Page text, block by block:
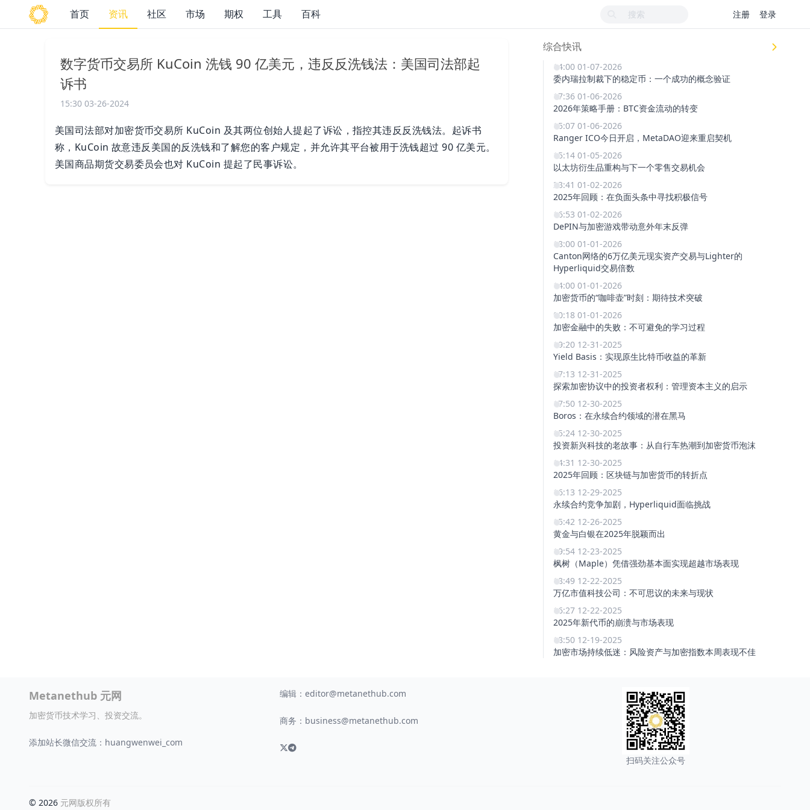
首页 资讯 社区 市场 期权 工具 百科 注册 登录
数字货币交易所 KuCoin 洗钱 90 亿美元，违反反洗钱法：美国司法部起
诉书
15:30 03-26-2024
美国司法部对加密货币交易所 KuCoin 及其两位创始人提起了诉讼，指控其违反反洗钱法。起诉书
称，KuCoin 故意违反美国的反洗钱和了解您的客户规定，并允许其平台被用于洗钱超过 90 亿美元。
美国商品期货交易委员会也对 KuCoin 提起了民事诉讼。
综合快讯
14:00 01-07-2026
委内瑞拉制裁下的稳定币：一个成功的概念验证
17:36 01-06-2026
2026年策略手册：BTC资金流动的转变
15:07 01-06-2026
Ranger ICO今日开启，MetaDAO迎来重启契机
15:14 01-05-2026
以太坊衍生品重构与下一个零售交易机会
23:41 01-02-2026
2025年回顾：在负面头条中寻找积极信号
16:53 01-02-2026
DePIN与加密游戏带动意外年末反弹
18:00 01-01-2026
Canton网络的6万亿美元现实资产交易与Lighter的
Hyperliquid交易倍数
14:00 01-01-2026
加密货币的“咖啡壶”时刻：期待技术突破
00:18 01-01-2026
加密金融中的失败：不可避免的学习过程
19:20 12-31-2025
Yield Basis：实现原生比特币收益的革新
17:13 12-31-2025
探索加密协议中的投资者权利：管理资本主义的启示
17:50 12-30-2025
Boros：在永续合约领域的潜在黑马
15:24 12-30-2025
投资新兴科技的老故事：从自行车热潮到加密货币泡沫
14:31 12-30-2025
2025年回顾：区块链与加密货币的转折点
16:13 12-29-2025
永续合约竞争加剧，Hyperliquid面临挑战
15:42 12-26-2025
黄金与白银在2025年脱颖而出
19:54 12-23-2025
枫树（Maple）凭借强劲基本面实现超越市场表现
18:49 12-22-2025
万亿市值科技公司：不可思议的未来与现状
16:27 12-22-2025
2025年新代币的崩溃与市场表现
18:50 12-19-2025
加密市场持续低迷：风险资产与加密指数本周表现不佳
Metanethub 元网
加密货币技术学习、投资交流。
添加站长微信交流：huangwenwei_com
编辑： editor@metanethub.com
商务： business@metanethub.com
扫码关注公众号
© 2026 元网版权所有